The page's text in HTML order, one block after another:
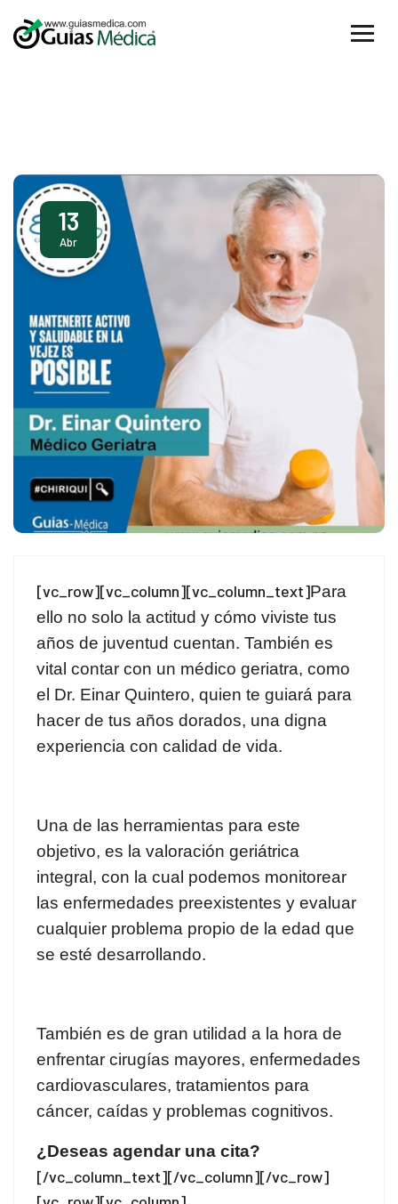
13
Abr
[vc_row][vc_column][vc_column_text]Para
ello no solo la actitud y cómo viviste tus
años de juventud cuentan. También es
vital contar con un médico geriatra, como
el Dr. Einar Quintero, quien te guiará para
hacer de tus años dorados, una digna
experiencia con calidad de vida.
Una de las herramientas para este
objetivo, es la valoración geriátrica
integral, con la cual podemos monitorear
las enfermedades preexistentes y evaluar
cualquier problema propio de la edad que
se esté desarrollando.
También es de gran utilidad a la hora de
enfrentar cirugías mayores, enfermedades
cardiovasculares, tratamientos para
cáncer, caídas y problemas cognitivos.
¿Deseas agendar una cita?
[/vc_column_text][/vc_column][/vc_row]